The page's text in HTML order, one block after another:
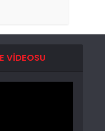
VIDEOSU